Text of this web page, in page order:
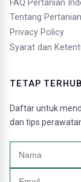
FAQ Pertanian
Tentang
Privacy Policy
Syarat dan
TETAP
Daftar untuk
dan tips